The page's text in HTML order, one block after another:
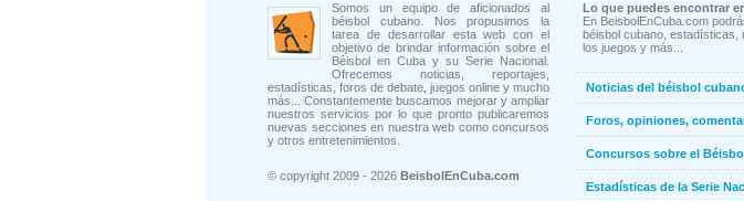
Somos un equipo de aficionados al
béisbol cubano. Nos propusimos la
tarea de desarrollar esta web con el
objetivo de brindar información sobre el
Béisbol en Cuba y su Serie Nacional.
Ofrecemos noticias, reportajes,
estadísticas, foros de debate, juegos online y mucho
más... Constantemente buscamos mejorar y ampliar
nuestros servicios por lo que pronto publicaremos
nuevas secciones en nuestra web como concursos
y otros entretenimientos.
© copyright 2009 - 2026 BeisbolEnCuba.com
Lo que puedes encontrar
En BeisbolEnCuba.com
béisbol cubano, estadísticas,
los juegos y más...
Noticias del béisbol
Foros, opiniones,
Concursos sobre el
Estadísticas de la Serie